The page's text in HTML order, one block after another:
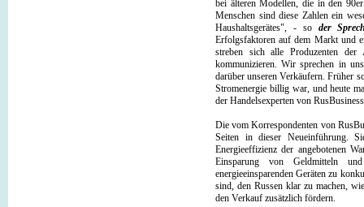
bei älteren Modellen, die in den
Menschen sind diese Zahlen ein
Haushaltsgerätes", - so der
Erfolgsfaktoren auf dem Markt und
streben sich alle Produzenten
kommunizieren. Wir sprechen in
darüber unseren Verkäufern. Früher
Stromenergie billig war, und heute
der Handelsexperten von
Die vom Korrespondenten von
Seiten in dieser Neueinführung.
Energieeffizienz der angebotenen
Einsparung von Geldmitteln
energieeinsparenden Geräten zu
sind, den Russen klar zu machen,
den Verkauf zusätzlich fördern.